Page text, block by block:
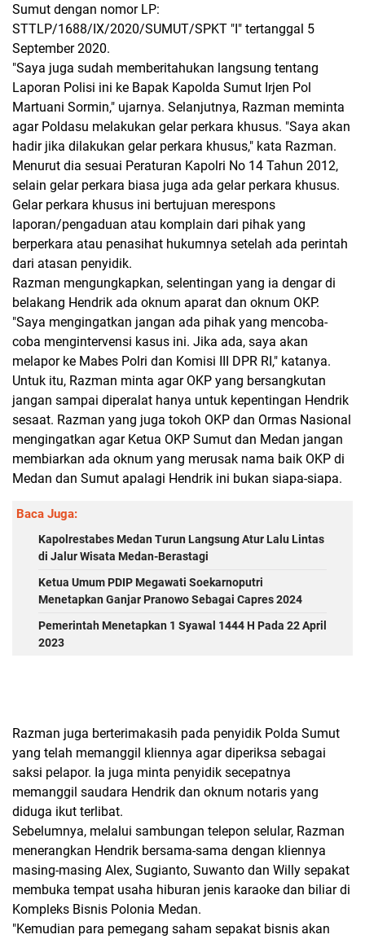
Sumut dengan nomor LP:
STTLP/1688/IX/2020/SUMUT/SPKT "I" tertanggal 5
September 2020.
"Saya juga sudah memberitahukan langsung tentang
Laporan Polisi ini ke Bapak Kapolda Sumut Irjen Pol
Martuani Sormin," ujarnya. Selanjutnya, Razman meminta
agar Poldasu melakukan gelar perkara khusus. "Saya akan
hadir jika dilakukan gelar perkara khusus," kata Razman.
Menurut dia sesuai Peraturan Kapolri No 14 Tahun 2012,
selain gelar perkara biasa juga ada gelar perkara khusus.
Gelar perkara khusus ini bertujuan merespons
laporan/pengaduan atau komplain dari pihak yang
berperkara atau penasihat hukumnya setelah ada perintah
dari atasan penyidik.
Razman mengungkapkan, selentingan yang ia dengar di
belakang Hendrik ada oknum aparat dan oknum OKP.
"Saya mengingatkan jangan ada pihak yang mencoba-
coba mengintervensi kasus ini. Jika ada, saya akan
melapor ke Mabes Polri dan Komisi III DPR RI," katanya.
Untuk itu, Razman minta agar OKP yang bersangkutan
jangan sampai diperalat hanya untuk kepentingan Hendrik
sesaat. Razman yang juga tokoh OKP dan Ormas Nasional
mengingatkan agar Ketua OKP Sumut dan Medan jangan
membiarkan ada oknum yang merusak nama baik OKP di
Medan dan Sumut apalagi Hendrik ini bukan siapa-siapa.
Baca Juga:
Kapolrestabes Medan Turun Langsung Atur Lalu Lintas
di Jalur Wisata Medan-Berastagi
Ketua Umum PDIP Megawati Soekarnoputri
Menetapkan Ganjar Pranowo Sebagai Capres 2024
Pemerintah Menetapkan 1 Syawal 1444 H Pada 22 April
2023
Razman juga berterimakasih pada penyidik Polda Sumut
yang telah memanggil kliennya agar diperiksa sebagai
saksi pelapor. Ia juga minta penyidik secepatnya
memanggil saudara Hendrik dan oknum notaris yang
diduga ikut terlibat.
Sebelumnya, melalui sambungan telepon selular, Razman
menerangkan Hendrik bersama-sama dengan kliennya
masing-masing Alex, Sugianto, Suwanto dan Willy sepakat
membuka tempat usaha hiburan jenis karaoke dan biliar di
Kompleks Bisnis Polonia Medan.
"Kemudian para pemegang saham sepakat bisnis akan